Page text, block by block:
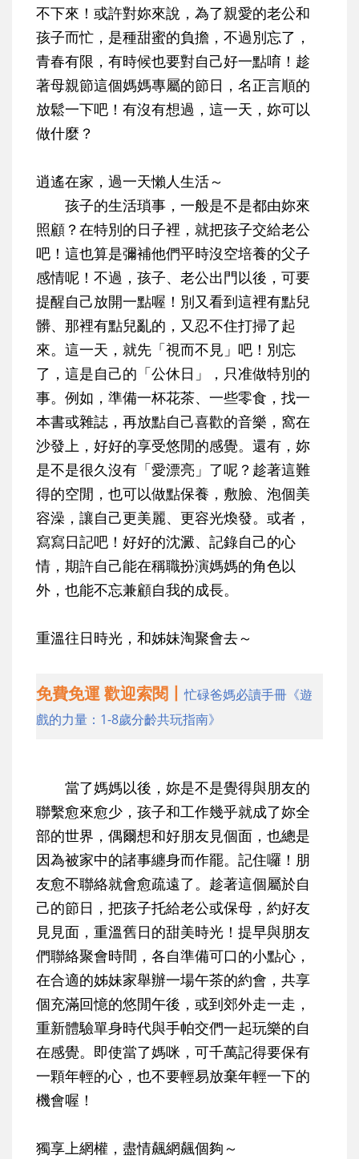
不下來！或許對妳來說，為了親愛的老公和
孩子而忙，是種甜蜜的負擔，不過別忘了，
青春有限，有時候也要對自己好一點唷！趁
著母親節這個媽媽專屬的節日，名正言順的
放鬆一下吧！有沒有想過，這一天，妳可以
做什麼？
逍遙在家，過一天懶人生活～
孩子的生活瑣事，一般是不是都由妳來
照顧？在特別的日子裡，就把孩子交給老公
吧！這也算是彌補他們平時沒空培養的父子
感情呢！不過，孩子、老公出門以後，可要
提醒自己放開一點喔！別又看到這裡有點兒
髒、那裡有點兒亂的，又忍不住打掃了起
來。這一天，就先「視而不見」吧！別忘
了， 這是自己的「公休日」，只准做特別的
事。例如，準備一杯花茶、一些零食，找一
本書或雜誌，再放點自己喜歡的音樂，窩在
沙發上，好好的享受悠閒的感覺。還有，妳
是不是很久沒有「愛漂亮」了呢？趁著這難
得的空閒，也可以做點保養，敷臉、泡個美
容澡，讓自己更美麗、更容光煥發。或者，
寫寫日記吧！ 好好的沈澱、記錄自己的心
情，期許自己能在稱職扮演媽媽的角色以
外，也能不忘兼顧自我的成長。
重溫往日時光，和姊妹淘聚會去～
免費免運 歡迎索閱丨忙碌爸媽必讀手冊《遊
戲的力量：1-8歲分齡共玩指南》
當了媽媽以後，妳是不是覺得與朋友的
聯繫愈來愈少，孩子和工作幾乎就成了妳全
部的世界，偶爾想和好朋友見個面，也總是
因為被家中的諸事纏身而作罷。記住囉！朋
友愈不聯絡就會愈疏遠了。趁著這個屬於自
己的節日，把孩子托給老公或保母，約好友
見見面，重溫舊日的甜美時光！提早與朋友
們聯絡聚會時間，各自準備可口的小點心，
在合適的姊妹家舉辦一場午茶的約會，共享
個充滿回憶的悠閒午後，或到郊外走一走，
重新體驗單身時代與手帕交們一起玩樂的自
在感覺。即使當了媽咪，可千萬記得要保有
一顆年輕的心，也不要輕易放棄年輕一下的
機會喔！
獨享上網權，盡情飆網飆個夠～